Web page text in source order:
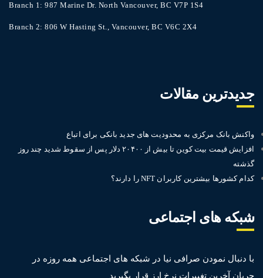
Branch 1: 987 Marine Dr. North Vancouver, BC V7P 1S4
Branch 2: 806 W Hasting St., Vancouver, BC V6C 2X4
جدیدترین مقالات
واکنش بانک مرکزی به محدودیت های جدید بانکی برای اتباع
افزایش قیمت بیت کوین تا بیش‌ از ۲۰۴۰۰ دلار پس از سقوط شدید چند روز
گذشته
کدام کشورها بیشترین کاربران NFT را دارند؟
شبکه های اجتماعی
با دنبال نمودن صرافی نیا در شبکه های اجتماعی همه روزه در
جریان آخرین تغییرات نرخ ارز قرار بگیرید